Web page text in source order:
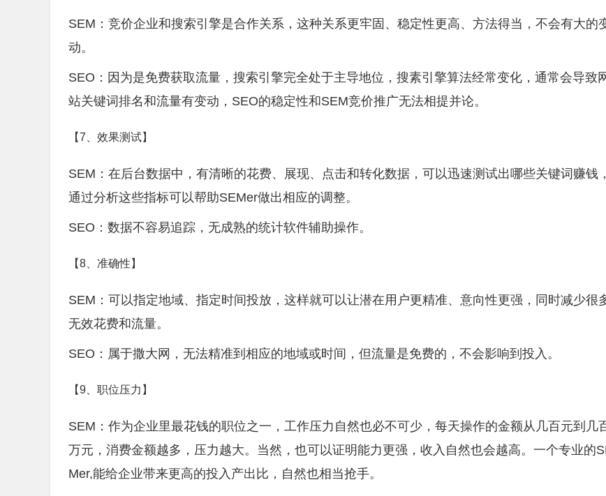
SEM：竞价企业和搜索引擎是合作关系，这种关系更牢固、稳定性更高、方法得当，不会有大的
动。
SEO：因为是免费获取流量，搜索引擎完全处于主导地位，搜素引擎算法经常变化，通常会导致
站关键词排名和流量有变动，SEO的稳定性和SEM竞价推广无法相提并论。
【7、效果测试】
SEM：在后台数据中，有清晰的花费、展现、点击和转化数据，可以迅速测试出哪些关键词赚钱，
通过分析这些指标可以帮助SEMer做出相应的调整。
SEO：数据不容易追踪，无成熟的统计软件辅助操作。
【8、准确性】
SEM：可以指定地域、指定时间投放，这样就可以让潜在用户更精准、意向性更强，同时减少很
无效花费和流量。
SEO：属于撒大网，无法精准到相应的地域或时间，但流量是免费的，不会影响到投入。
【9、职位压力】
SEM：作为企业里最花钱的职位之一，工作压力自然也必不可少，每天操作的金额从几百元到几
万元，消费金额越多，压力越大。当然，也可以证明能力更强，收入自然也会越高。一个专业的
Mer,能给企业带来更高的投入产出比，自然也相当抢手。